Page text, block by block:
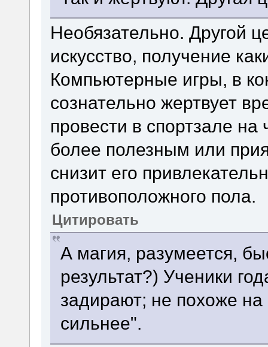
Необязательно. Другой
искусство, получение
Компьютерные игры, в
сознательно жертвует
провести в спортзале на
более полезным или
снизит его
противоположного пола.
Цитировать
А магия, разумеется,
результат?) Ученики
задирают; не похоже
сильнее".